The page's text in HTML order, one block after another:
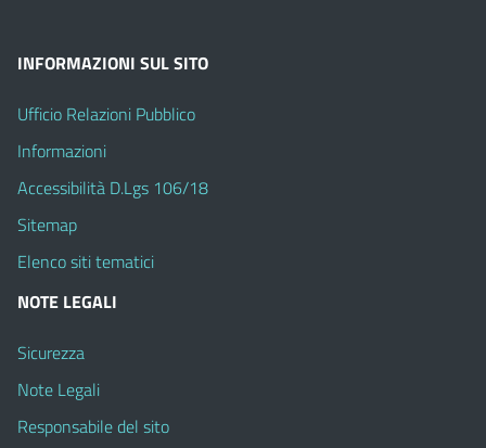
INFORMAZIONI SUL SITO
Ufficio Relazioni Pubblico
Informazioni
Accessibilità D.Lgs 106/18
Sitemap
Elenco siti tematici
NOTE LEGALI
Sicurezza
Note Legali
Responsabile del sito